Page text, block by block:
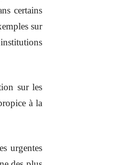
certains
sur
sur les
à la
urgentes